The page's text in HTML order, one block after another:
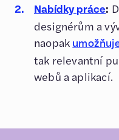
Nabídky práce:
designérům a
naopak
tak relevantní
webů a aplikací.